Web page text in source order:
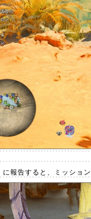
に報告すると、ミッショ